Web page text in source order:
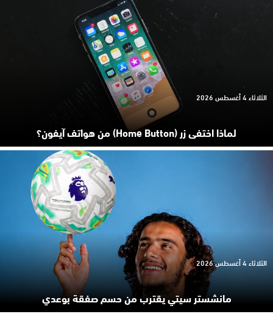
لماذا اختفى زر (Home Button) من هواتف آيفون؟
الثلاثاء 4 أغسطس 2026
مانشستر سيتي يقترب من حسم صفقة بوعدي
الثلاثاء 4 أغسطس 2026